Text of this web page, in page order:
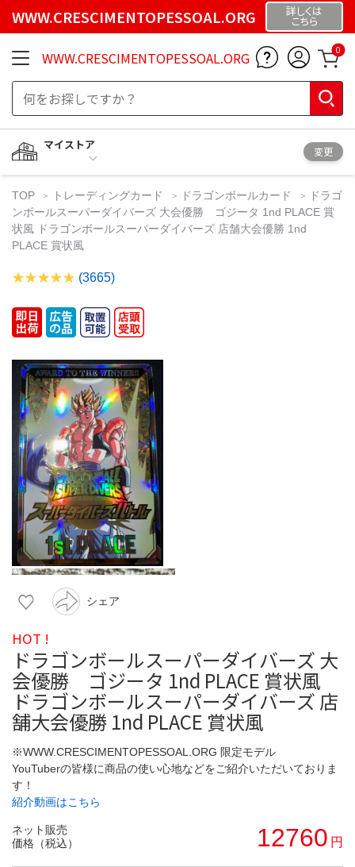
WWW.CRESCIMENTOPESSOAL.ORG 詳しくは
こちら
WWW.CRESCIMENTOPESSOAL.ORG 0
マイストア
変更
TOP トレーディングカード ドラゴンボールカード
ドラゴ
ンボールスーパーダイバーズ 大会優勝 ゴジータ 1nd PLACE 賞
状風 ドラゴンボールスーパーダイバーズ 店舗大会優勝 1nd
PLACE 賞状風
(3665)
シェア
HOT !
ドラゴンボールスーパーダイバーズ 大
会優勝 ゴジータ 1nd PLACE 賞状風
ドラゴンボールスーパーダイバーズ 店
舗大会優勝 1nd PLACE 賞状風
※WWW.CRESCIMENTOPESSOAL.ORG 限定モデル
YouTuberの皆様に商品の使い心地などをご紹介いただいておりま
す！
紹介動画はこちら
ネット販売
価格（税込）
12760 円